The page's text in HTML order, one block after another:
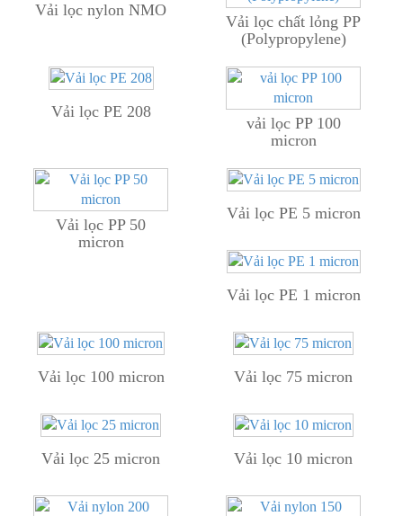
Vải lọc nylon NMO
Vải lọc chất lỏng PP
(Polypropylene)
Vải lọc PE 208
vải lọc PP 100
micron
Vải lọc PP 50
micron
Vải lọc PE 5 micron
Vải lọc PE 1 micron
Vải lọc 100 micron Vải lọc 75 micron
Vải lọc 25 micron Vải lọc 10 micron